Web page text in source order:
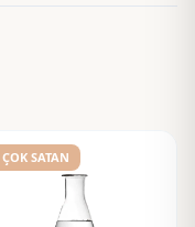
SATAN